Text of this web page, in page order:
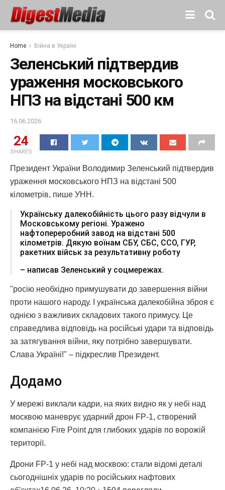
Home Війна в Україні
Зеленський підтвердив
ураження московського
НПЗ на відстані 500 км
16.06.2026
24
SHARES
Президент України Володимир Зеленський підтвердив
ураження московського НПЗ на відстані 500
кілометрів, пише УНН.
Українську далекобійність цього разу відчули в
Московському регіоні. Уражено
нафтопереробний завод на відстані 500
кілометрів. Дякую воїнам СБУ, СБС, ССО, ГУР,
ракетних військ за результативну роботу
– написав Зеленський у соцмережах.
"росію необхідно примушувати до завершення війни
проти нашого народу. І українська далекобійна зброя є
однією з важливих складових такого примусу. Це
справедлива відповідь на російські удари та відповідь
за затягування війни, яку потрібно завершувати.
Слава Україні!" – підкреслив Президент.
Додамо
У мережі виклали кадри, на яких видно як у небі над
москвою маневрує ударний дрон FP-1, створений
компанією Fire Point для глибоких ударів по ворожій
території.
Дрони FP-1 у небі над москвою: стали відомі деталі
сьогоднішніх ударів по російських нафтових